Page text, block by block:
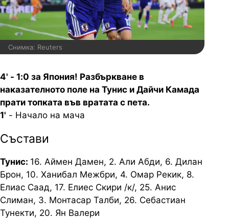
Снимка: Reuters
4' - 1:0 за Япония! Разбъркване в
наказателното поле на Тунис и Дайчи Камада
прати топката във вратата с пета.
1' - Начало на мача
Състави
Тунис: 16. Аймен Дамен, 2. Али Абди, 6. Дилан
Брон, 10. Ханибал Межбри, 4. Омар Рекик, 8.
Елиас Саад, 17. Елиес Скири /к/, 25. Анис
Слиман, 3. Монтасар Талби, 26. Себастиан
Тунекти, 20. Ян Валери